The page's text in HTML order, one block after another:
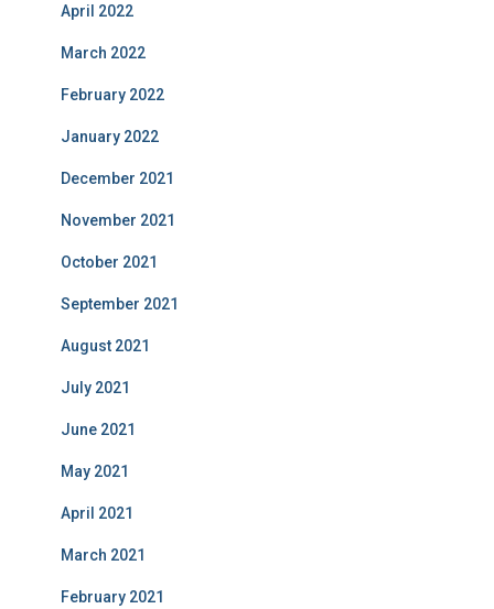
April 2022
March 2022
February 2022
January 2022
December 2021
November 2021
October 2021
September 2021
August 2021
July 2021
June 2021
May 2021
April 2021
March 2021
February 2021